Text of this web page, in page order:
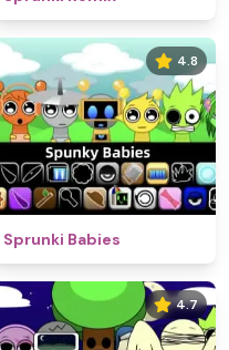
4.8
Sprunki Babies
4.7